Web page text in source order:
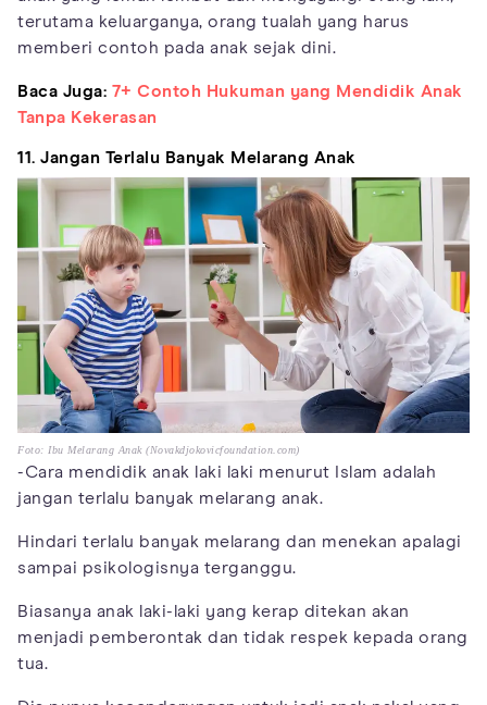
terutama keluarganya, orang tualah yang harus
memberi contoh pada anak sejak dini.
Baca Juga: 7+ Contoh Hukuman yang Mendidik Anak
Tanpa Kekerasan
11. Jangan Terlalu Banyak Melarang Anak
Foto: Ibu Melarang Anak (Novakdjokovicfoundation.com)
-Cara mendidik anak laki laki menurut Islam adalah
jangan terlalu banyak melarang anak.
Hindari terlalu banyak melarang dan menekan apalagi
sampai psikologisnya terganggu.
Biasanya anak laki-laki yang kerap ditekan akan
menjadi pemberontak dan tidak respek kepada orang
tua.